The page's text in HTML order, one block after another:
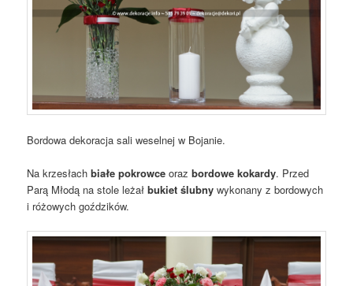
Bordowa dekoracja sali weselnej w Bojanie.
Na krzesłachbiałe pokrowce orazbordowe kokardy. Przed
Parą Młodą na stole leżałbukiet ślubny wykonany z bordowych
i różowych goździków.